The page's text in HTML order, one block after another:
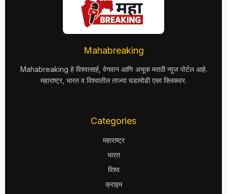
Mahabreaking
Mahabreaking हे विश्वासार्ह, वेगवान आणि अचूक मराठी न्यूज पोर्टल आहे.
महाराष्ट्र, भारत व विश्वातील ताज्या घडामोडी एका क्लिकवर.
Categories
महाराष्ट्र
भारत
विश्व
क्राइम